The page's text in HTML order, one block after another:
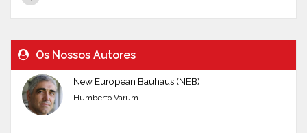
Os Nossos Autores
New European Bauhaus (NEB)
Humberto Varum